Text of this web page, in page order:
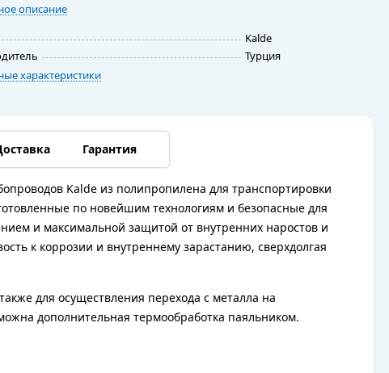
описание
Kalde
Турция
характеристики
Гарантия
Kalde из полипропилена для транспортировки
по новейшим технологиям и безопасные для
и максимальной защитой от внутренних наростов и
к коррозии и внутреннему зарастанию, сверхдолгая
для осуществления перехода с металла на
дополнительная термообработка паяльником.